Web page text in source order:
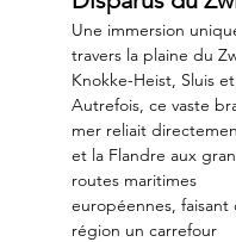
Une immersion
travers la plaine du
Knokke-Heist, Sluis
Autrefois, ce vaste
mer reliait
et la Flandre aux
routes maritimes
européennes, faisant
région un carrefour